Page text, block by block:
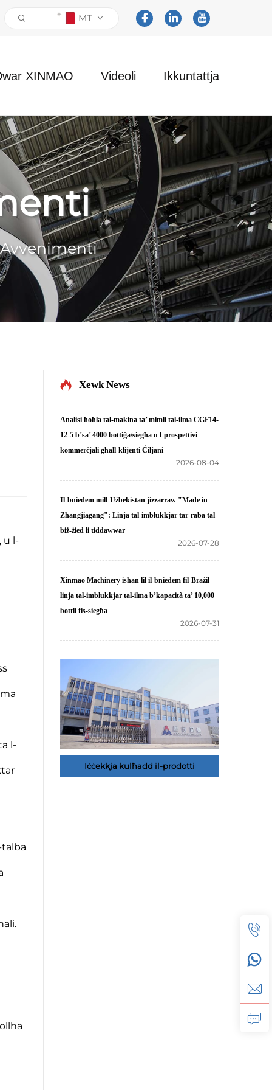
MT
XINMAO Videoli Ikkuntattja
u l-
l-
Xewk News
Analisi ħoħla tal-makina ta’ mimli tal-ilma CGF14-
12-5 b’sa’ 4000 bottiġa/siegħa u l-prospettivi
kommerċjali għall-klijenti Ċiljani
2026-08-04
Il-bniedem mill-Użbekistan jizzarraw "Made in
Zhangjiagang": Linja tal-imblukkjar tar-raba tal-
biż-żied li tiddawwar
2026-07-28
Xinmao Machinery isħan lil il-bniedem fil-Brażil
linja tal-imblukkjar tal-ilma b’kapacità ta’ 10,000
bottli fis-siegħa
2026-07-31
Iċċekkja kulħadd il-prodotti